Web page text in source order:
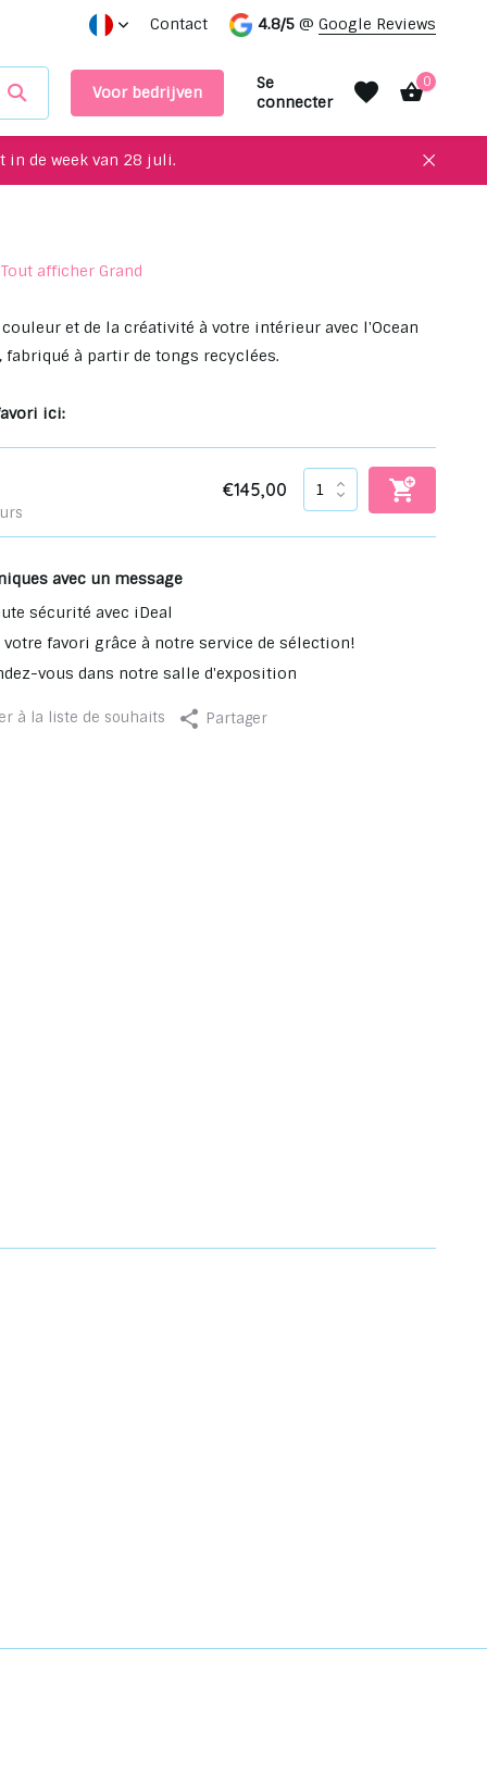
Des objets uniques à recycler pour votre intérieur !
Contact 4.8/5 @ Google Reviews
Voor bedrijven
Se
connecter
0
in de week van 28 juli.
Tout afficher Grand
et de la créativité à votre intérieur avec l'Ocean
fabriqué à partir de tongs recyclées.
ici:
€145,00
avec un message
sécurité avec iDeal
favori grâce à notre service de sélection!
vous dans notre salle d'exposition
à la liste de souhaits Partager